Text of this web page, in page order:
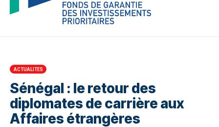
ACTUALITES
Sénégal : le retour des
diplomates de carrière aux
Affaires étrangères